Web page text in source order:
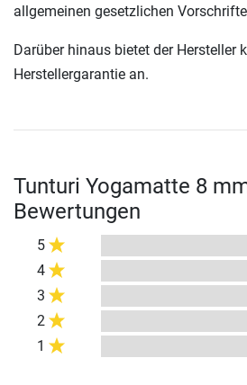
allgemeinen gesetzlichen
Darüber hinaus bietet der Hersteller
Herstellergarantie an.
Tunturi Yogamatte 8
Bewertungen
5
4
3
2
1